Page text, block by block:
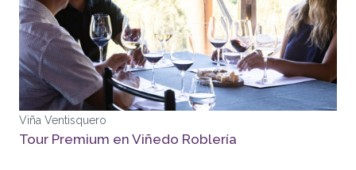
Viña Ventisquero
Tour Premium en Viñedo Roblería